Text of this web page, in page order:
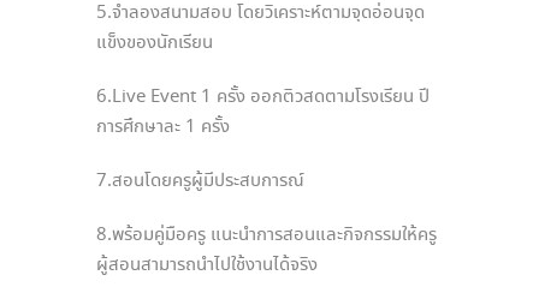
5.จำลองสนามสอบ โดยวิเคราะห์ตามจุดอ่อนจุด
แข็งของนักเรียน
6.Live Event 1 ครั้ง ออกติวสดตามโรงเรียน ปี
การศึกษาละ 1 ครั้ง
7.สอนโดยครูผู้มีประสบการณ์
8.พร้อมคู่มือครู แนะนำการสอนและกิจกรรมให้ครู
ผู้สอนสามารถนำไปใช้งานได้จริง